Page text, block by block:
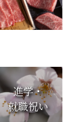
進学・
就職祝い